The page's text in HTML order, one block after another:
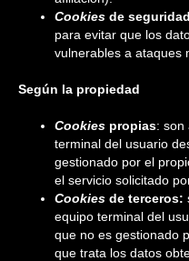
Cookies de seguridad
para evitar que los
vulnerables a ataques
Según la propiedad
Cookies propias: son
terminal del usuario
gestionado por el
el servicio solicitado
Cookies de terceros:
equipo terminal del
que no es gestionado
que trata los datos